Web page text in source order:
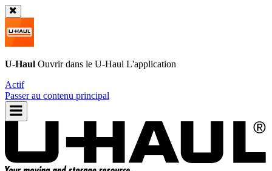
U-Haul Ouvrir dans le U-Haul L'application
Actif
Passer au contenu principal